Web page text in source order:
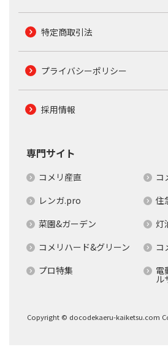
特定商取引法
プライバシーポリシー
採用情報
専門サイト
コメリ産直
コ
レンガ.pro
住
菜園&ガーデン
灯
コメリハード&グリーン
コ
プロ特集
電
ル
Copyright © docodekaeru-kaiketsu.com